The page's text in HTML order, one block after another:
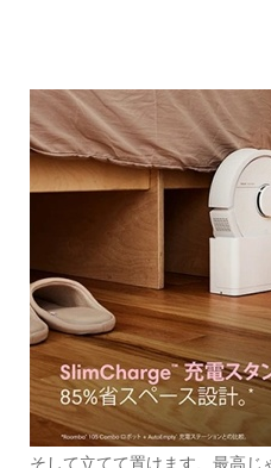
そして立てて置けます、最高じ